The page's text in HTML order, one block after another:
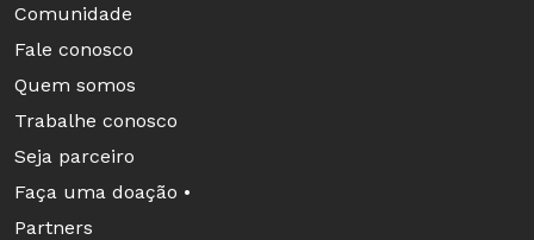
Comunidade
Fale conosco
Quem somos
Trabalhe conosco
Seja parceiro
Faça uma doação •
Partners